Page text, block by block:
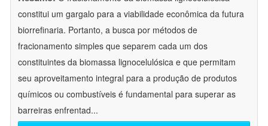
constitui um gargalo para a viabilidade econômica da futura
biorrefinaria. Portanto, a busca por métodos de
fracionamento simples que separem cada um dos
constituintes da biomassa lignocelulósica e que permitam
seu aproveitamento integral para a produção de produtos
químicos ou combustíveis é fundamental para superar as
barreiras enfrentad...